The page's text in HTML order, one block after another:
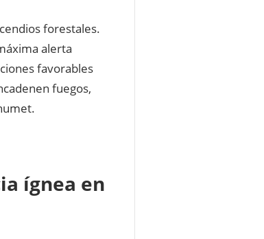
forestales.
alerta
favorables
fuegos,
ígnea en